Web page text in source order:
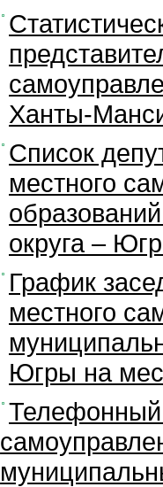
Ханты-
Список
местного
округа –
График
местного
Югры на
Телефонный